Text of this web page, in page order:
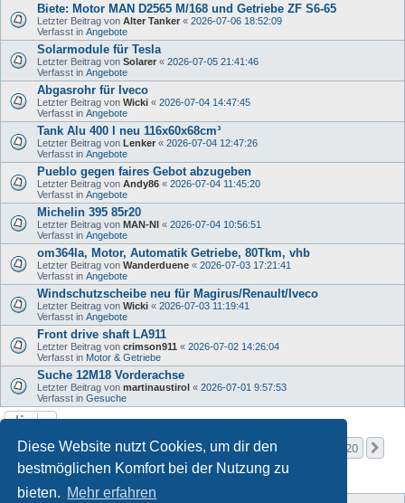
Diese Website nutzt Cookies, um dir den
bestmöglichen Komfort bei der Nutzung zu
bieten. Mehr erfahren
Biete: Motor MAN D2565 M/168 und Getriebe ZF S6-65
Letzter Beitrag von Alter Tanker « 2026-07-06 18:52:09
Verfasst in Angebote
Solarmodule für Tesla
Letzter Beitrag von Solarer « 2026-07-05 21:41:46
Verfasst in Angebote
Abgasrohr für Iveco
Letzter Beitrag von Wicki « 2026-07-04 14:47:45
Verfasst in Angebote
Tank Alu 400 l neu 116x60x68cm³
Letzter Beitrag von Lenker « 2026-07-04 12:47:26
Verfasst in Angebote
Pueblo gegen faires Gebot abzugeben
Letzter Beitrag von Andy86 « 2026-07-04 11:45:20
Verfasst in Angebote
Michelin 395 85r20
Letzter Beitrag von MAN-NI « 2026-07-04 10:56:51
Verfasst in Angebote
om364la, Motor, Automatik Getriebe, 80Tkm, vhb
Letzter Beitrag von Wanderduene « 2026-07-03 17:21:41
Verfasst in Angebote
Windschutzscheibe neu für Magirus/Renault/Iveco
Letzter Beitrag von Wicki « 2026-07-03 11:19:41
Verfasst in Angebote
Front drive shaft LA911
Letzter Beitrag von crimson911 « 2026-07-02 14:26:04
Verfasst in Motor & Getriebe
Suche 12M18 Vorderachse
Letzter Beitrag von martinaustirol « 2026-07-01 9:57:53
Verfasst in Gesuche
Die Suche ergab mehr als 1000 Treffer Seite1von
1 2 3 20